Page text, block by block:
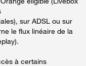
sur ADSL ou sur
le flux linéaire de la
à certains